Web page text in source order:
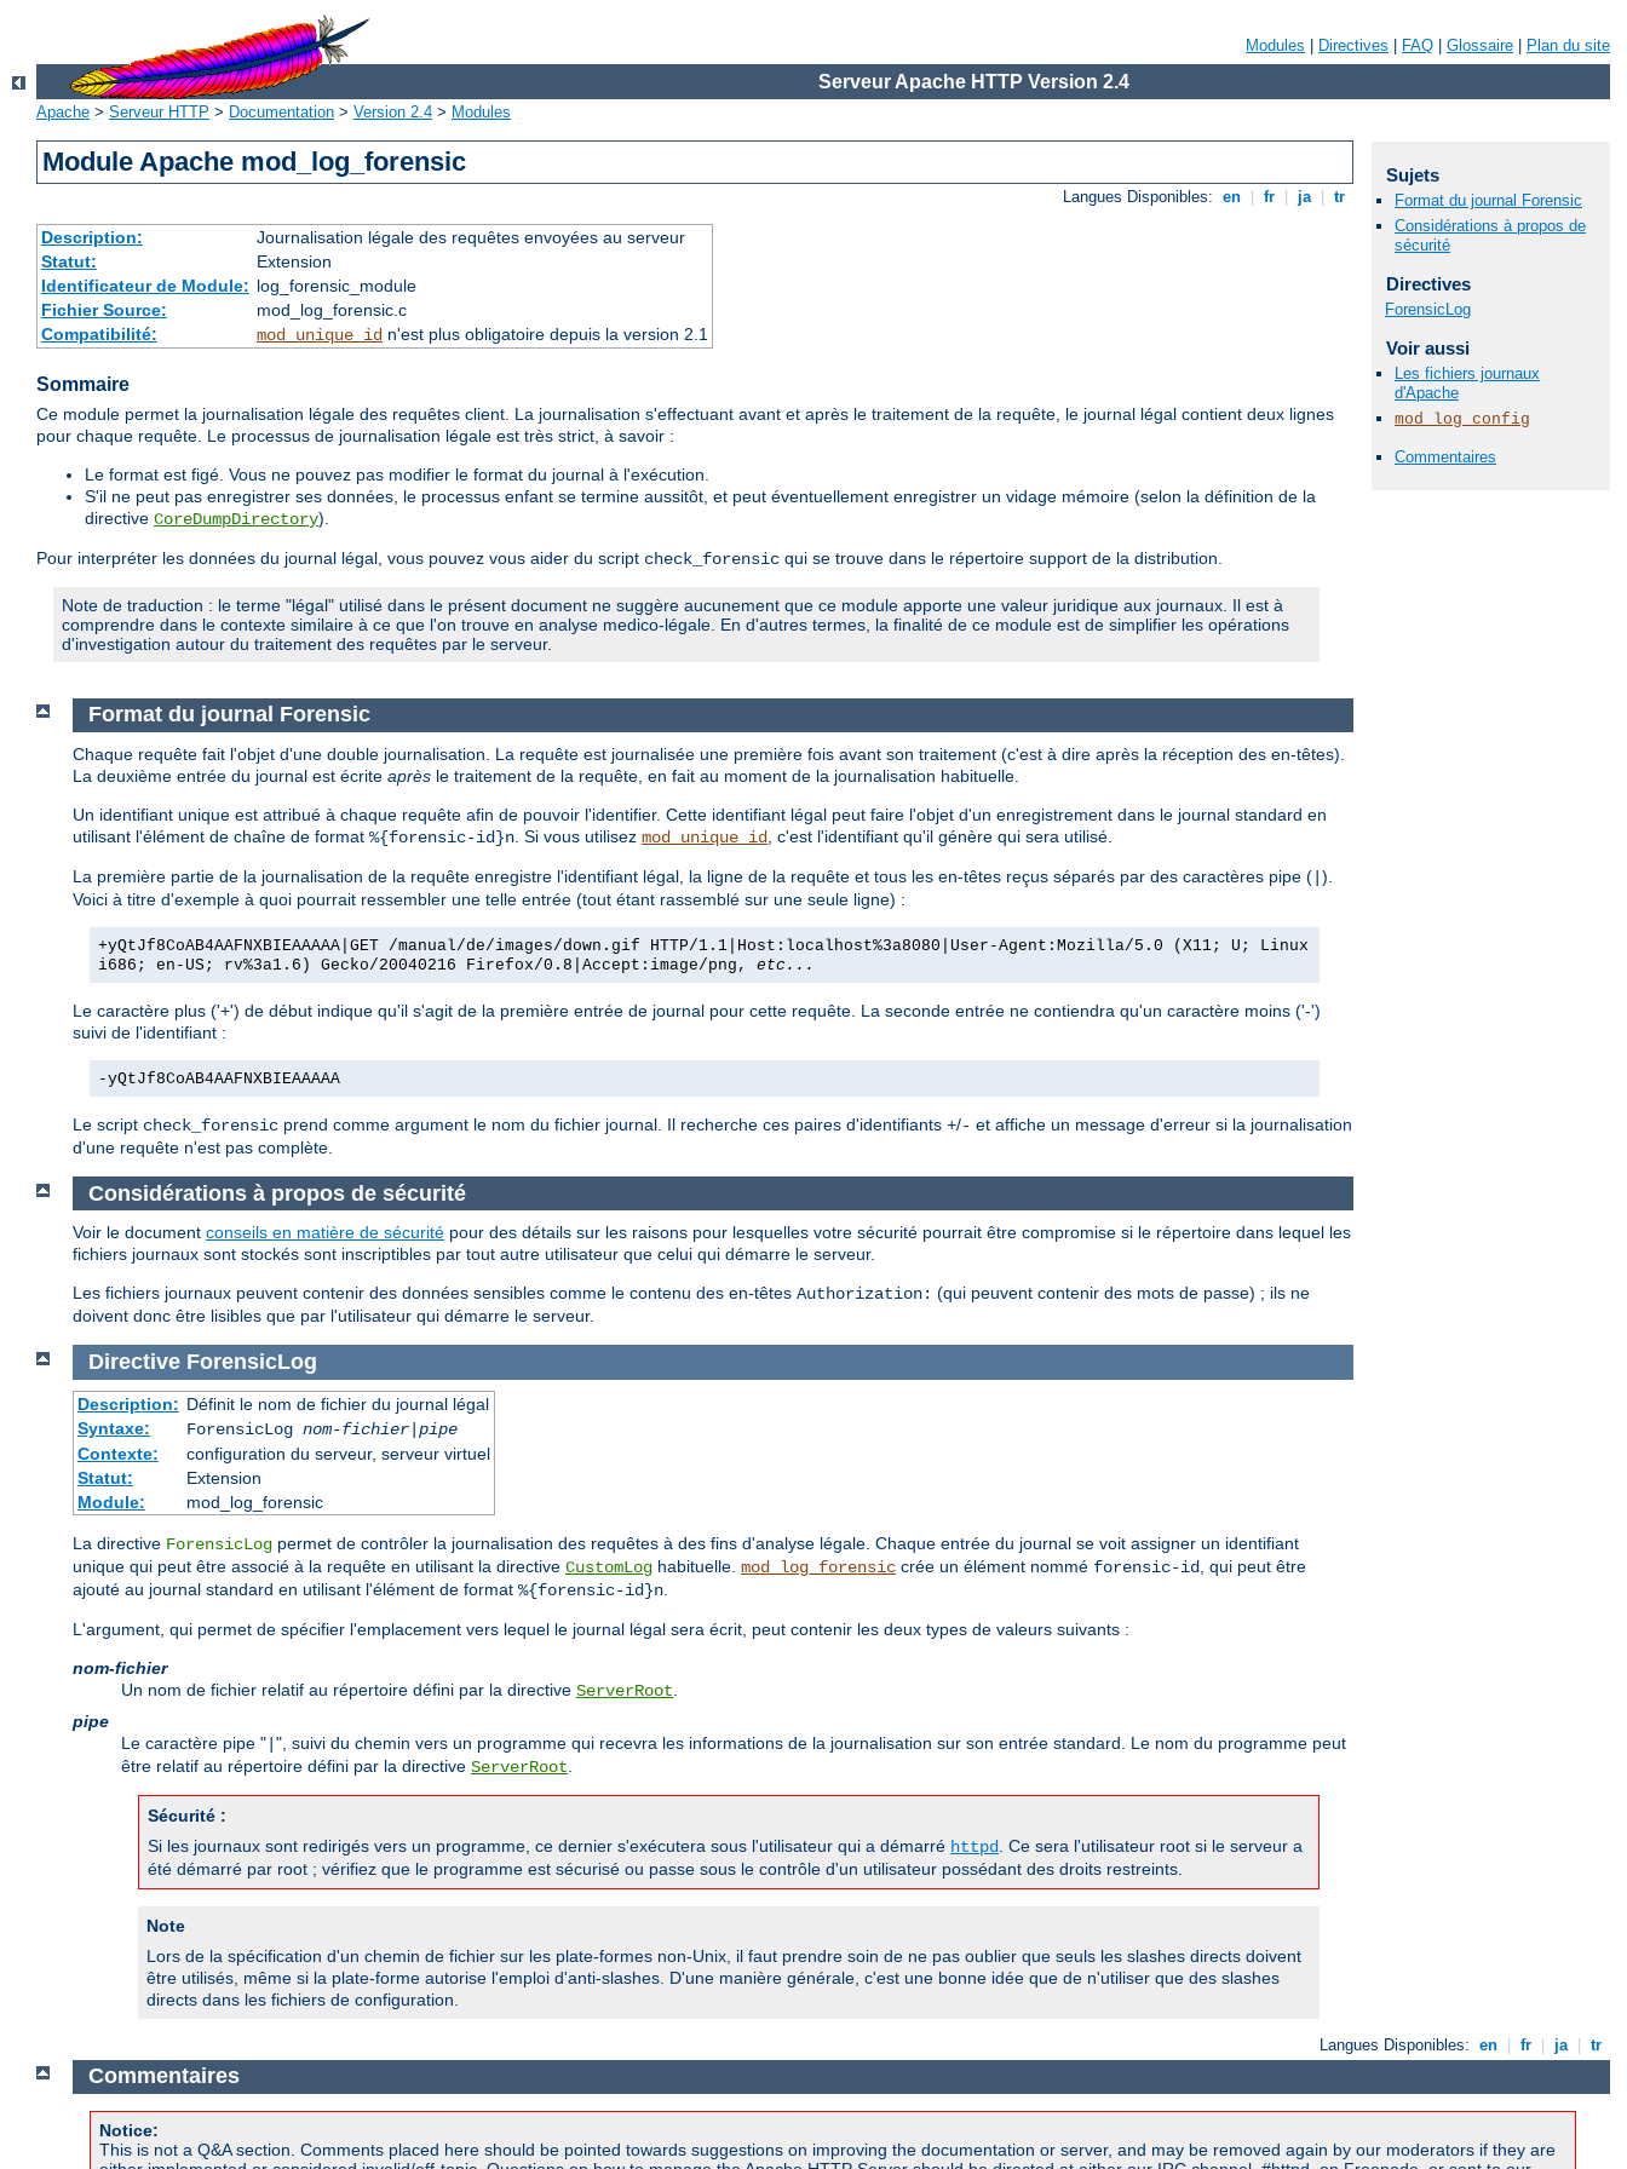
Modules Directives FAQ Glossaire Plan du site
Serveur Apache HTTP Version 2.4
Apache > Serveur HTTP > Documentation > Version 2.4 > Modules
Module Apache mod_log_forensic
Langues Disponibles: en fr ja tr
Description:
Journalisation légale des requêtes envoyées au serveur
Statut:
Extension
Identificateur de Module: log_forensic_module
Fichier Source:
mod_log_forensic.c
Compatibilité:
mod_unique_idn'est plus obligatoire depuis la version 2.1
Sommaire
Ce module permet la journalisation légale des requêtes client. La journalisation s'effectuant avant et après le traitement de la requête, le journal légal contient deux lignes
pour chaque requête. Le processus de journalisation légale est très strict, à savoir :
Le format est figé. Vous ne pouvez pas modifier le format du journal à l'exécution.
S'il ne peut pas enregistrer ses données, le processus enfant se termine aussitôt, et peut éventuellement enregistrer un vidage mémoire (selon la définition de la
directive CoreDumpDirectory).
Pour interpréter les données du journal légal, vous pouvez vous aider du script check_forensic qui se trouve dans le répertoire support de la distribution.
Note de traduction : le terme "légal" utilisé dans le présent document ne suggère aucunement que ce module apporte une valeur juridique aux journaux. Il est à
comprendre dans le contexte similaire à ce que l'on trouve en analyse medico-légale. En d'autres termes, la finalité de ce module est de simplifier les opérations
d'investigation autour du traitement des requêtes par le serveur.
Sujets
Format du journal Forensic
Considérations à propos de
sécurité
Directives
ForensicLog
Voir aussi
Les fichiers journaux
d'Apache
mod_log_config
Commentaires
Format du journal Forensic
Chaque requête fait l'objet d'une double journalisation. La requête est journalisée une première fois avant son traitement (c'est à dire après la réception des en-têtes).
La deuxième entrée du journal est écrite après le traitement de la requête, en fait au moment de la journalisation habituelle.
Un identifiant unique est attribué à chaque requête afin de pouvoir l'identifier. Cette identifiant légal peut faire l'objet d'un enregistrement dans le journal standard en
utilisant l'élément de chaîne de format %{forensic-id}n . Si vous utilisez mod_unique_id , c'est l'identifiant qu'il génère qui sera utilisé.
La première partie de la journalisation de la requête enregistre l'identifiant légal, la ligne de la requête et tous les en-têtes reçus séparés par des caractères pipe ( ).
Voici à titre d'exemple à quoi pourrait ressembler une telle entrée (tout étant rassemblé sur une seule ligne) :
+yQtJf8CoAB4AAFNXBIEAAAAA|GET /manual/de/images/down.gif HTTP/1.1|Host:localhost%3a8080|User-Agent:Mozilla/5.0 (X11; U; Linux
i686; en-US; rv%3a1.6) Gecko/20040216 Firefox/0.8|Accept:image/png, etc...
Le caractère plus ('+') de début indique qu'il s'agit de la première entrée de journal pour cette requête. La seconde entrée ne contiendra qu'un caractère moins ('-')
suivi de l'identifiant :
-yQtJf8CoAB4AAFNXBIEAAAAA
Le script check_forensic prend comme argument le nom du fichier journal. Il recherche ces paires d'identifiants +/- et affiche un message d'erreur si la journalisation
d'une requête n'est pas complète.
Considérations à propos de sécurité
Voir le document conseils en matière de sécurité pour des détails sur les raisons pour lesquelles votre sécurité pourrait être compromise si le répertoire dans lequel les
fichiers journaux sont stockés sont inscriptibles par tout autre utilisateur que celui qui démarre le serveur.
Les fichiers journaux peuvent contenir des données sensibles comme le contenu des en-têtes Authorization: (qui peuvent contenir des mots de passe) ; ils ne
doivent donc être lisibles que par l'utilisateur qui démarre le serveur.
Directive ForensicLog
Description: Définit le nom de fichier du journal légal
Syntaxe:
ForensicLog nom-fichier| pipe
Contexte:
configuration du serveur, serveur virtuel
Statut:
Extension
Module:
mod_log_forensic
La directive ForensicLog permet de contrôler la journalisation des requêtes à des fins d'analyse légale. Chaque entrée du journal se voit assigner un identifiant
unique qui peut être associé à la requête en utilisant la directive CustomLog habituelle. mod_log_forensic crée un élément nommé forensic-id
, qui peut être
ajouté au journal standard en utilisant l'élément de format %{forensic-id}n
L'argument, qui permet de spécifier l'emplacement vers lequel le journal légal sera écrit, peut contenir les deux types de valeurs suivants :
nom-fichier
Un nom de fichier relatif au répertoire défini par la directive ServerRoot
pipe
Le caractère pipe " ", suivi du chemin vers un programme qui recevra les informations de la journalisation sur son entrée standard. Le nom du programme peut
être relatif au répertoire défini par la directive ServerRoot
Sécurité :
Si les journaux sont redirigés vers un programme, ce dernier s'exécutera sous l'utilisateur qui a démarré httpd
. Ce sera l'utilisateur root si le serveur a
été démarré par root ; vérifiez que le programme est sécurisé ou passe sous le contrôle d'un utilisateur possédant des droits restreints.
Note
Lors de la spécification d'un chemin de fichier sur les plate-formes non-Unix, il faut prendre soin de ne pas oublier que seuls les slashes directs doivent
être utilisés, même si la plate-forme autorise l'emploi d'anti-slashes. D'une manière générale, c'est une bonne idée que de n'utiliser que des slashes
directs dans les fichiers de configuration.
Langues Disponibles: en | fr | ja | tr
Commentaires
Notice:
This is not a Q&A section. Comments placed here should be pointed towards suggestions on improving the documentation or server, and may be removed again by our moderators if they are